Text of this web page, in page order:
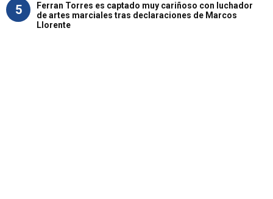
5
Ferran Torres es captado muy cariñoso con luchador
de artes marciales tras declaraciones de Marcos
Llorente